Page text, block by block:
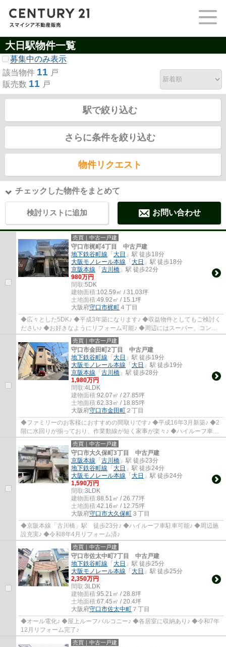
大日駅物件一覧
募集中のみ表示
該当物件 11 戸
販売数 11 戸
駅で絞り込む
さらに条件を絞り込む
物件リクエスト
チェックした物件をまとめて
検討リストに追加 お問い合わせ
売買｜中古一戸建
守口市梶町4丁目 中古戸建
地下鉄谷町線 「大日 」駅 徒歩18分
大阪モノレール本線 「大日 」駅 徒歩18分
京阪本線 「古川橋 」駅 徒歩22分
980万円
間取:5DK
建物面積:102.59㎡ / 31.03坪
土地面積:49.92㎡ / 15.1坪
大阪府守口市梶町 ４丁目
◆広々とした5DK♪ ◆平成3年築になります♪ ◆収益物件としてもご検討く
ださい♪ ◆お好きなようにリフォーム可能♪ ◆周辺にはスーパー、コンビ
ニがございます♪
売買｜中古一戸建
守口市金田町2丁目 中古戸建
地下鉄谷町線 「大日 」駅 徒歩19分
大阪モノレール本線 「大日 」駅 徒歩19分
京阪本線 「古川橋 」駅 徒歩28分
1,980万円
間取:4LDK
建物面積:92.07㎡ / 27.85坪
土地面積:62.33㎡ / 18.85坪
大阪府守口市金田町 ２丁目
◆ファミリーのお客様におすすめの間取りです♪ ◆平成16年3月新築♪ ◆2
階に水回りが揃っており、作業動線が短く家事が楽々♪ ◆ハイルーフ車の
駐車も可能(サイズ制限あり)♪ ◆収納量たっぷり...
売買｜中古一戸建
守口市大久保町3丁目 中古戸建
京阪本線 「古川橋 」駅 徒歩23分
地下鉄谷町線 「大日 」駅 徒歩24分
大阪モノレール本線 「大日 」駅 徒歩24分
1,590万円
間取:3LDK
建物面積:88.51㎡ / 26.77坪
土地面積:42.16㎡ / 12.75坪
大阪府守口市大久保町 ３丁目
◆京阪本線「古川橋」駅 徒歩23分♪ ◆ハイルーフ車駐車可能♪ ◆周辺施
設充実♪ ◆令和8年4月リフォーム済♪
売買｜中古一戸建
守口市佐太中町7丁目 中古戸建
地下鉄谷町線 「大日 」駅 徒歩25分
大阪モノレール本線 「大日 」駅 徒歩25分
2,350万円
間取:3LDK
建物面積:95.21㎡ / 28.8坪
土地面積:67.45㎡ / 20.4坪
大阪府守口市佐太中町 ７丁目
◆オール電化♪ ◆屋上ルーフバルコニー♪ ◆各居室に収納あり♪ ◆令和7年
12月リフォーム完了♪
売買｜中古一戸建